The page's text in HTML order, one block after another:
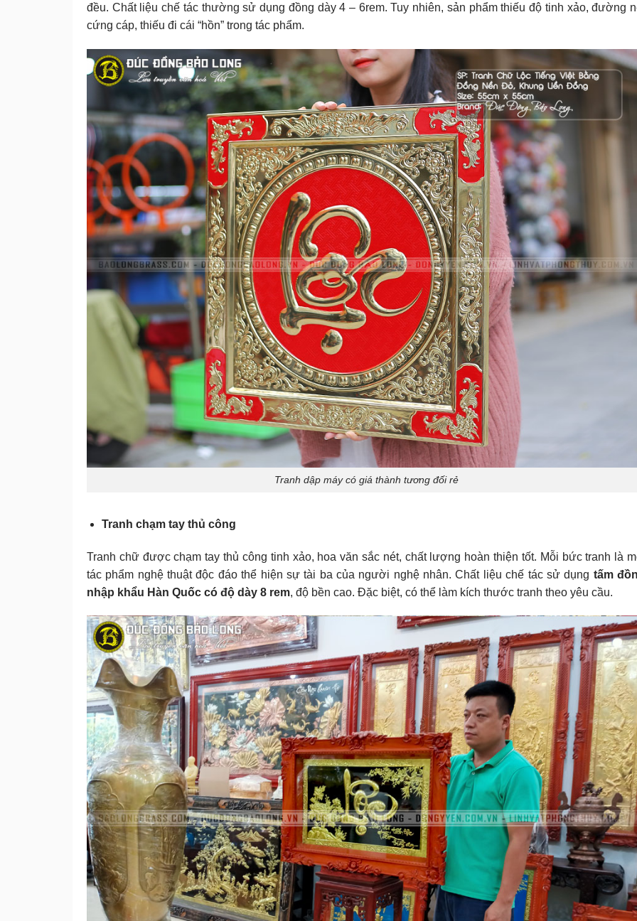
đều. Chất liệu chế tác thường sử dụng đồng dày 4 – 6rem. Tuy nhiên, sản phẩm thiếu độ tinh xảo, đường
cứng cáp, thiếu đi cái “hồn” trong tác phẩm.
Tranh dập máy có giá thành tương đối rẻ
Tranh chạm tay thủ công
Tranh chữ được chạm tay thủ công tinh xảo, hoa văn sắc nét, chất lượng hoàn thiện tốt. Mỗi bức tranh là
tác phẩm nghệ thuật độc đáo thể hiện sự tài ba của người nghệ nhân. Chất liệu chế tác sử dụng tấm
nhập khẩu Hàn Quốc có độ dày 8 rem, độ bền cao. Đặc biệt, có thể làm kích thước tranh theo yêu cầu.